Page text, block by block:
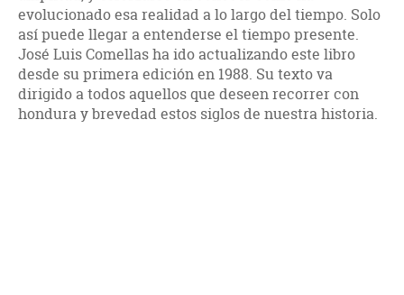
evolucionado esa realidad a lo largo del tiempo. Solo
así puede llegar a entenderse el tiempo presente.
José Luis Comellas ha ido actualizando este libro
desde su primera edición en 1988. Su texto va
dirigido a todos aquellos que deseen recorrer con
hondura y brevedad estos siglos de nuestra historia.